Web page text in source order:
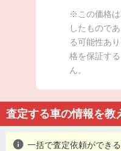
※この価格は
したもので
る可能性あ
格を保証す
ん。
査定する車の情報を教
info 一括で査定依頼ができ